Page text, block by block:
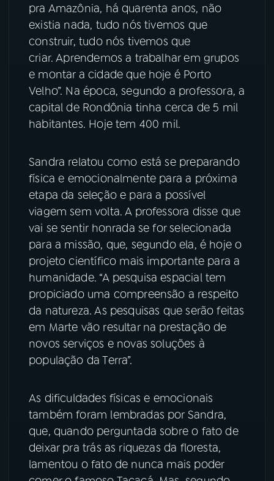
Instagram X
pra Amazônia, há quarenta anos, não
existia nada, tudo nós tivemos que
construir, tudo nós tivemos que
criar. Aprendemos a trabalhar em grupos
e montar a cidade que hoje é Porto
Velho”. Na época, segundo a professora, a
capital de Rondônia tinha cerca de 5 mil
habitantes. Hoje tem 400 mil.
Sandra relatou como está se preparando
física e emocionalmente para a próxima
etapa da seleção e para a possível
viagem sem volta. A professora disse que
vai se sentir honrada se for selecionada
para a missão, que, segundo ela, é hoje o
projeto científico mais importante para a
humanidade. “A pesquisa espacial tem
propiciado uma compreensão a respeito
da natureza. As pesquisas que serão feitas
em Marte vão resultar na prestação de
novos serviços e novas soluções à
população da Terra”.
As dificuldades físicas e emocionais
também foram lembradas por Sandra,
que, quando perguntada sobre o fato de
deixar pra trás as riquezas da floresta,
lamentou o fato de nunca mais poder